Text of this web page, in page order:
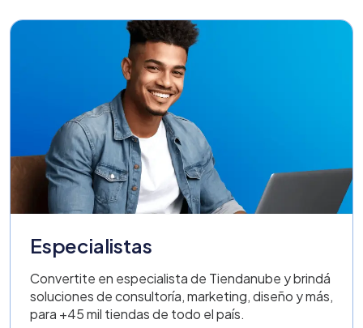
Especialistas
Convertite en especialista de Tiendanube y brindá
soluciones de consultoría, marketing, diseño y más,
para +45 mil tiendas de todo el país.